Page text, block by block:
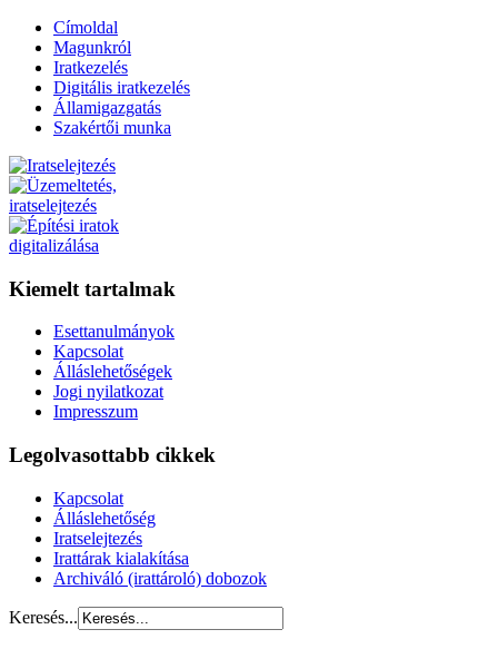
Címoldal
Magunkról
Iratkezelés
Digitális iratkezelés
Államigazgatás
Szakértői munka
Kiemelt tartalmak
Esettanulmányok
Kapcsolat
Álláslehetőségek
Jogi nyilatkozat
Impresszum
Legolvasottabb cikkek
Kapcsolat
Álláslehetőség
Iratselejtezés
Irattárak kialakítása
Archiváló (irattároló) dobozok
Keresés...